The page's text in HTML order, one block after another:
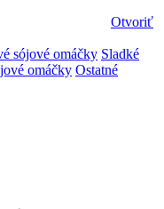
Otvoriť
sójové omáčky Sladké
omáčky Ostatné